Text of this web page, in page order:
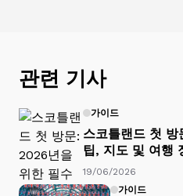
관련 기사
가이드
스코틀랜드 첫
팁, 지도 및 여행
19/06/2026
가이드